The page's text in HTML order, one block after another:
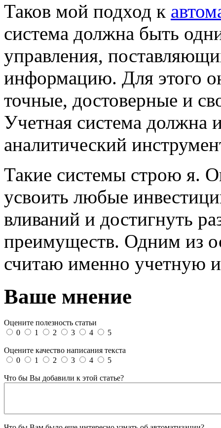
Таков мой подход к
система должна быть
управления,
информацию. Для этого
точные, достоверные и
Учетная система должна
аналитический
Такие системы строю я.
усвоить любые
вливаний и достигнуть
преимуществ. Одним из
считаю именно учетную
Ваше мнение
Оцените полезность статьи
0
1 2 3 4 5
Оцените качество написания текста
0
1 2 3 4 5
Что бы Вы добавили к этой статье?